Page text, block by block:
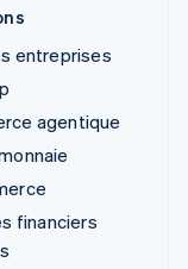
entreprises
agentique
financiers